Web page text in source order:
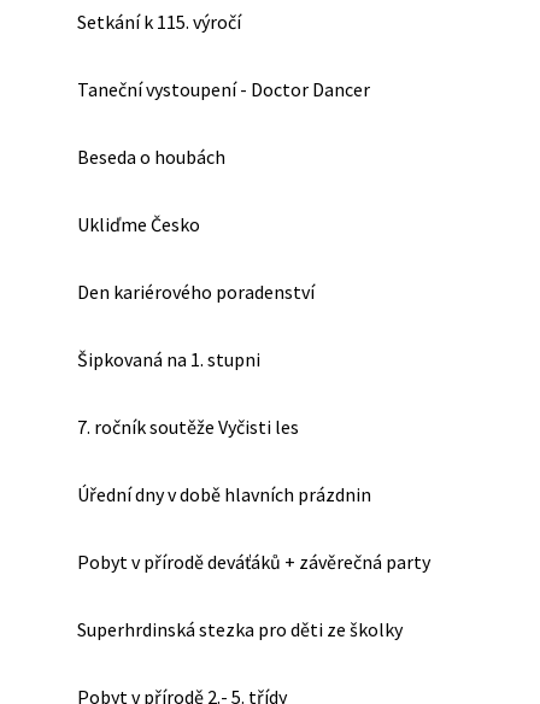
Setkání k 115. výročí
Taneční vystoupení - Doctor Dancer
Beseda o houbách
Ukliďme Česko
Den kariérového poradenství
Šipkovaná na 1. stupni
7. ročník soutěže Vyčisti les
Úřední dny v době hlavních prázdnin
Pobyt v přírodě deváťáků + závěrečná party
Superhrdinská stezka pro děti ze školky
Pobyt v přírodě 2.- 5. třídy